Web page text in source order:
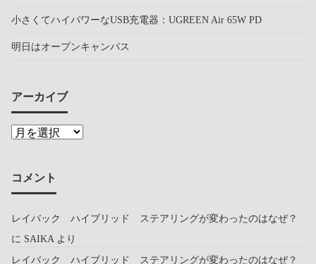
小さくてハイパワーなUSB充電器：UGREEN Air 65W PD
明日はオープンキャンパス
アーカイブ
コメント
レイバック ハイブリッド ステアリングが変わったのはなぜ？
に SAIKAより
レイバック ハイブリッド ステアリングが変わったのはなぜ？